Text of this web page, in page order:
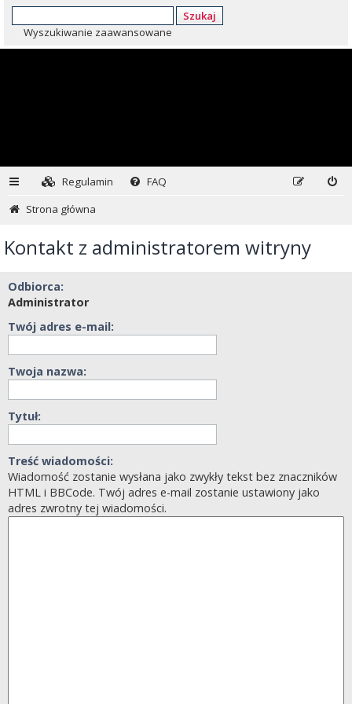
Szukaj
Wyszukiwanie zaawansowane
Regulamin
FAQ
Strona główna
Kontakt z administratorem witryny
Odbiorca:
Administrator
Twój adres e-mail:
Twoja nazwa:
Tytuł:
Treść wiadomości:
Wiadomość zostanie wysłana jako zwykły tekst bez znaczników
HTML i BBCode. Twój adres e-mail zostanie ustawiony jako
adres zwrotny tej wiadomości.